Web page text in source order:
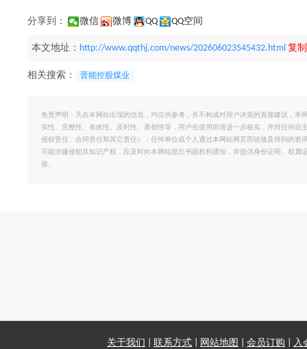
分享到： 微信 微博 QQ QQ空间
本文地址： http://www.qqthj.com/news/202606023545432.html 复
相关搜索： 晋能控股煤业
免责声明：凡在本网站出现的信息，均仅供参考，并不构成对用户决策的直接建议，
实性、完整性、有效性、及时性、原创性等，用户在使用前请进一步核实，并对任何
侵权责任、合同责任和其它责任）；任何单位或个人通过本网站网页而链接及得到的
可能涉嫌侵犯其知识产权，应及时向本网站提出书面权利通知，并提供身份证明、权
接。
关于我们 联系方式 网站地图 会员订购
入